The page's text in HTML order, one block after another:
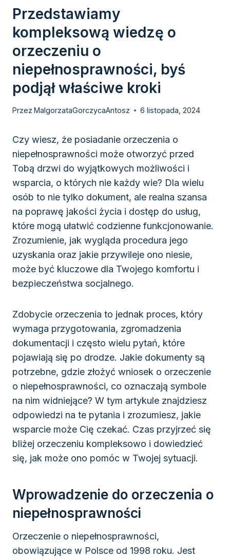
Przedstawiamy
kompleksową wiedzę o
orzeczeniu o
niepełnosprawności, byś
podjął właściwe kroki
Przez MalgorzataGorczycaAntosz 6 listopada, 2024
Czy wiesz, że posiadanie orzeczenia o
niepełnosprawności może otworzyć przed
Tobą drzwi do wyjątkowych możliwości i
wsparcia, o których nie każdy wie? Dla wielu
osób to nie tylko dokument, ale realna szansa
na poprawę jakości życia i dostęp do usług,
które mogą ułatwić codzienne funkcjonowanie.
Zrozumienie, jak wygląda procedura jego
uzyskania oraz jakie przywileje ono niesie,
może być kluczowe dla Twojego komfortu i
bezpieczeństwa socjalnego.
Zdobycie orzeczenia to jednak proces, który
wymaga przygotowania, zgromadzenia
dokumentacji i często wielu pytań, które
pojawiają się po drodze. Jakie dokumenty są
potrzebne, gdzie złożyć wniosek o orzeczenie
o niepełnosprawności, co oznaczają symbole
na nim widniejące? W tym artykule znajdziesz
odpowiedzi na te pytania i zrozumiesz, jakie
wsparcie może Cię czekać. Czas przyjrzeć się
bliżej orzeczeniu kompleksowo i dowiedzieć
się, jak może ono pomóc w Twojej sytuacji.
Wprowadzenie do orzeczenia o
niepełnosprawności
Orzeczenie o niepełnosprawności,
obowiązujące w Polsce od 1998 roku. Jest